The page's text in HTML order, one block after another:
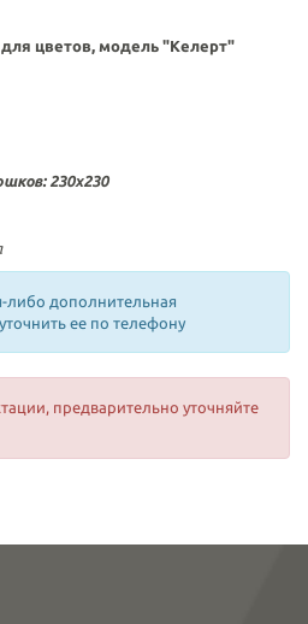
цветов, модель "Келерт"
230х230
либо дополнительная
ее по телефону
предварительно уточняйте